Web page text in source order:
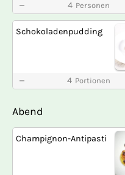
4 Personen
Schokoladenpudding
4 Portionen
Abend
Champignon-Antipasti